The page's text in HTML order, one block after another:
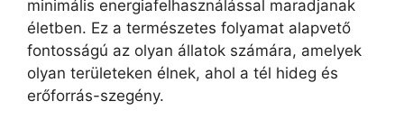
minimális energiafelhasználással maradjanak
életben. Ez a természetes folyamat alapvető
fontosságú az olyan állatok számára, amelyek
olyan területeken élnek, ahol a tél hideg és
erőforrás-szegény.